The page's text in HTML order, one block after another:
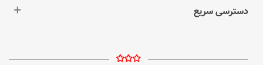
دسترسی سریع